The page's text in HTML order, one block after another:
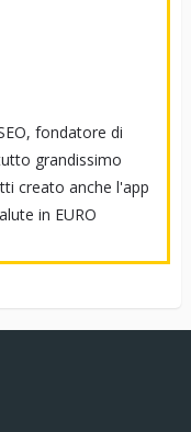
fondatore di
grandissimo
creato anche l'app
in EURO